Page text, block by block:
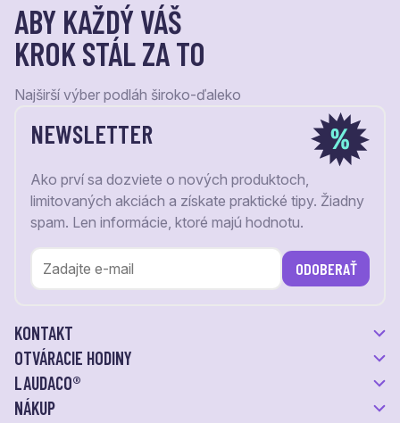
ABY KAŽDÝ VÁŠ
KROK STÁL ZA TO
Najširší výber podláh široko-ďaleko
NEWSLETTER
Ako prví sa dozviete o nových produktoch,
limitovaných akciách a získate praktické tipy. Žiadny
spam. Len informácie, ktoré majú hodnotu.
ODOBERAŤ
KONTAKT
OTVÁRACIE HODINY
LAUDACO®
NÁKUP